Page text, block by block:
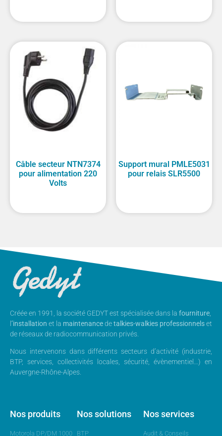
Câble secteur NTN7374
pour alimentation 220
Volts
Support mural PMLE5031
pour relais SLR5500
Créée en 1991, la société GEDYT est spécialisée dans la fourniture
’installation et la maintenancedetalkies-walkies professionnelset
de réseaux de radiocommunication privés.
Nous intervenons dans différents secteurs d’activité (industrie,
BTP, services, collectivités locales, sécurité, évènementiel…) en
Auvergne-Rhône-Alpes.
Nos produits
Motorola DP/DM 1000
Nos solutions
BTP
Nos services
Audit & Conseils